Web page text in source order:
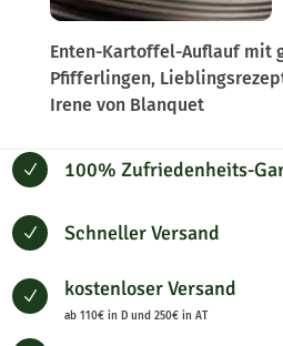
Enten-Kartoffel-Auflauf mit
Pfifferlingen,
Irene von Blanquet
N 100% Zufriedenheits-
N Schneller Versand
N kostenloser Versand
ab 110€ in D und 250€ in AT